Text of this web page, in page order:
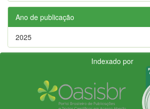
Ano de publicação
2025
Indexado por